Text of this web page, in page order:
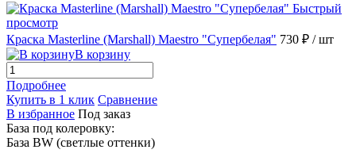
Быстрый
просмотр
Краска Masterline (Marshall) Maestro "Супербелая" 730 ₽ / шт
В корзину
Подробнее
Купить в 1 клик Сравнение
В избранное Под заказ
База под колеровку:
База BW (светлые оттенки)